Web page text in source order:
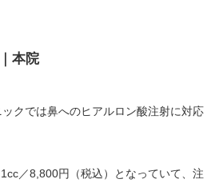
本院
クでは鼻へのヒアルロン酸注射に対応
／8,800円（税込）となっていて、注